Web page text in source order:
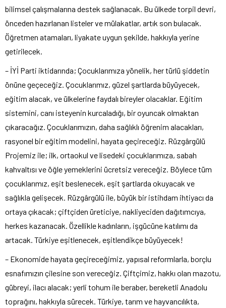
bilimsel çalışmalarına destek sağlanacak. Bu ülkede torpil devri,
önceden hazırlanan listeler ve mülakatlar, artık son bulacak.
Öğretmen atamaları, liyakate uygun şekilde, hakkıyla yerine
getirilecek.
– İYİ Parti iktidarında; Çocuklarımıza yönelik, her türlü şiddetin
önüne geçeceğiz. Çocuklarımız, güzel şartlarda büyüyecek,
eğitim alacak, ve ülkelerine faydalı bireyler olacaklar. Eğitim
sistemini, canı isteyenin kurcaladığı, bir oyuncak olmaktan
çıkaracağız. Çocuklarımızın, daha sağlıklı öğrenim alacakları,
rasyonel bir eğitim modelini, hayata geçireceğiz. Rüzgârgülü
Projemiz ile; ilk, ortaokul ve lisedeki çocuklarımıza, sabah
kahvaltısı ve öğle yemeklerini ücretsiz vereceğiz. Böylece tüm
çocuklarımız, eşit beslenecek, eşit şartlarda okuyacak ve
sağlıkla gelişecek. Rüzgârgülü ile, büyük bir istihdam ihtiyacı da
ortaya çıkacak; çiftçiden üreticiye, nakliyeciden dağıtımcıya,
herkes kazanacak. Özellikle kadınların, işgücüne katılımı da
artacak. Türkiye eşitlenecek, eşitlendikçe büyüyecek!
– Ekonomide hayata geçireceğimiz, yapısal reformlarla, borçlu
esnafımızın çilesine son vereceğiz. Çiftçimiz, hakkı olan mazotu,
gübreyi, ilacı alacak; yerli tohum ile beraber, bereketli Anadolu
toprağını, hakkıyla sürecek. Türkiye, tarım ve hayvancılıkta,